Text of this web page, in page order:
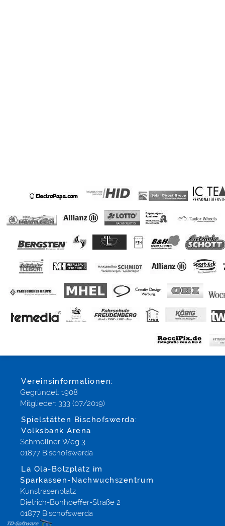
Vereinsinformationen:
Gegründet: 1908
Mitglieder: 333 (07/2019)
Spielstätten Bischofswerda:
Volksbank Arena
Schmöllner Weg 3
01877 Bischofswerda
La Ola-Bolzplatz im
Sparkassen-Nachwuchszentrum
Kunstrasenplatz
Dietrich-Bonhoeffer-Straße 2
01877 Bischofswerda